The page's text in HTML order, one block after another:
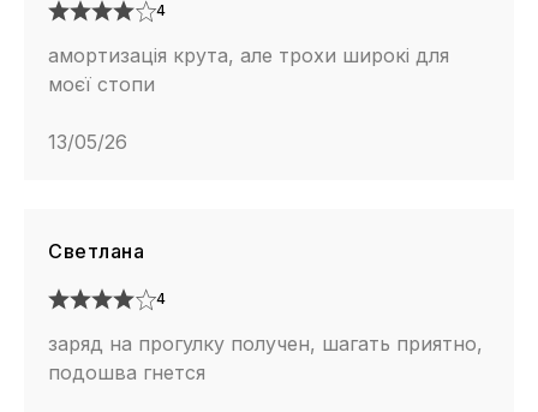
4
амортизація крута, але трохи широкі для
моєї стопи
13/05/26
Светлана
4
заряд на прогулку получен, шагать приятно,
подошва гнется